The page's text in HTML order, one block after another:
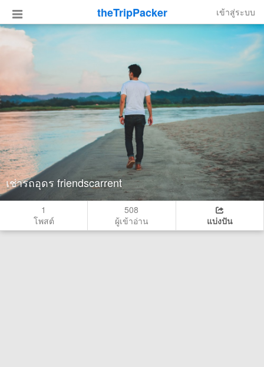
theTripPacker เข้าสู่ระบบ
เช่ารถอุดร friendscarrent
1
โพสต์
508
ผู้เข้าอ่าน
แบ่งปัน